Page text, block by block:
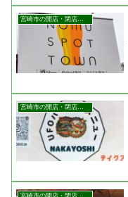
宮崎市の開店・閉店まとめ
宮崎市の開店・閉店まとめ